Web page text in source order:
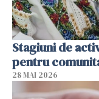
Stagiuni de
pentru
28 MAI 2026